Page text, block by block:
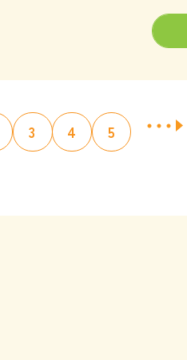
3 4 5